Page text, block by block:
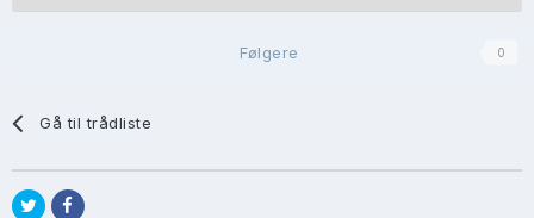
Følgere 0
Gå til trådliste